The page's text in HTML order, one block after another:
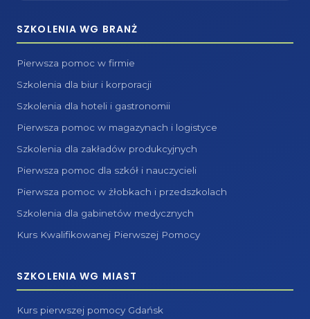
SZKOLENIA WG BRANŻ
Pierwsza pomoc w firmie
Szkolenia dla biur i korporacji
Szkolenia dla hoteli i gastronomii
Pierwsza pomoc w magazynach i logistyce
Szkolenia dla zakładów produkcyjnych
Pierwsza pomoc dla szkół i nauczycieli
Pierwsza pomoc w żłobkach i przedszkolach
Szkolenia dla gabinetów medycznych
Kurs Kwalifikowanej Pierwszej Pomocy
SZKOLENIA WG MIAST
Kurs pierwszej pomocy Gdańsk